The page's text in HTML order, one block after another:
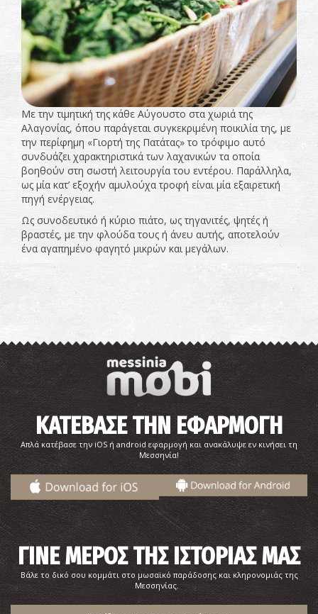
Με την τιμητική της κάθε Αύγουστο στα χωριά της
Αλαγονίας, όπου παράγεται συγκεκριμένη ποικιλία της, με
την περίφημη «Γιορτή της Πατάτας» το τρόφιμο αυτό
συνδυάζει χαρακτηριστικά των λαχανικών τα οποία
βοηθούν στη σωστή λειτουργία του εντέρου. Παράλληλα,
ως μία κατ’ εξοχήν αμυλούχα τροφή είναι μία εξαιρετική
πηγή ενέργειας.
Ως συνοδευτικό ή κύριο πιάτο, ως τηγανιτές, ψητές ή
βραστές, με την φλούδα τους ή άνευ αυτής, αποτελούν
ένα αγαπημένο φαγητό μικρών και μεγάλων.
ΚΑΤΕΒΑΣΕ ΤΗΝ ΕΦΑΡΜΟΓΗ
Απλά κατέβασε την iOS ή android εφαρμογή και ανακάλυψε εν κινήσει τη
Μεσσηνία!
ΓΙΝΕ ΜΕΡΟΣ ΤΗΣ ΙΣΤΟΡΙΑΣ ΜΑΣ
Βάλε το δικό σου κομμάτι στο μωσαϊκό παράδοσης και κληρονομιάς της
Μεσσηνίας.